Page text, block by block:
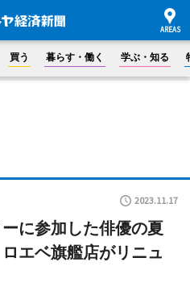
買う 暮らす・働く 学ぶ・知る
2023.11.17
に参加した俳優の夏
エベ旗艦店がリニュ